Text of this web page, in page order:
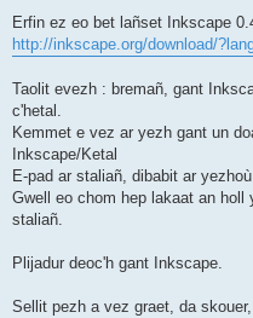
s
s
a
g
Erfin ez eo bet lañset Inkscape
http://inkscape.org/download/
Taolit evezh : bremañ, gant
c'hetal.
Kemmet e vez ar yezh gant un
Inkscape/Ketal
E-pad ar staliañ, dibabit ar
Gwell eo chom hep lakaat an holl
staliañ.
Plijadur deoc'h gant Inkscape.
Sellit pezh a vez graet, da